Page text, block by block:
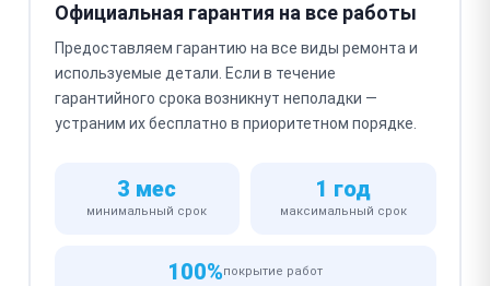
Официальная гарантия на все работы
Предоставляем гарантию на все виды ремонта и
используемые детали. Если в течение
гарантийного срока возникнут неполадки —
устраним их бесплатно в приоритетном порядке.
3 мес
минимальный срок
1 год
максимальный срок
100%покрытие работ